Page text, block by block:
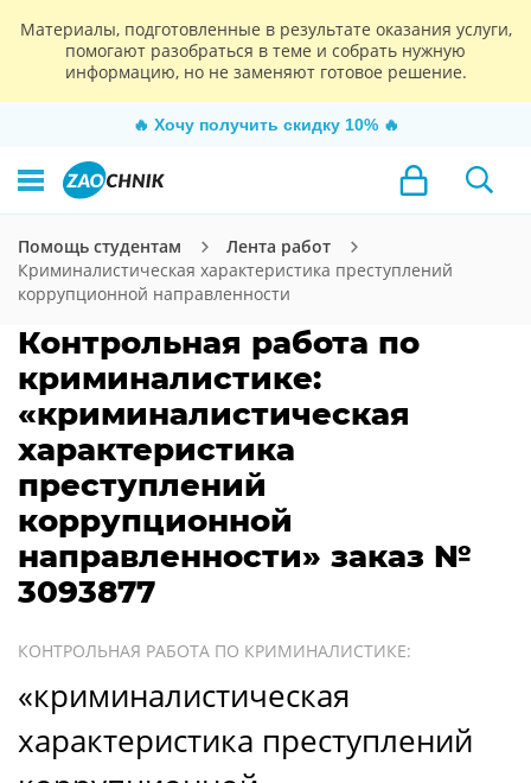
Материалы, подготовленные в результате оказания услуги,
помогают разобраться в теме и собрать нужную
информацию, но не заменяют готовое решение.
🔥 Хочу получить скидку 10% 🔥
Помощь студентам
Лента работ
Криминалистическая характеристика преступлений
коррупционной направленности
Контрольная работа по
криминалистике:
«криминалистическая
характеристика
преступлений
коррупционной
направленности» заказ №
3093877
КОНТРОЛЬНАЯ РАБОТА ПО КРИМИНАЛИСТИКЕ:
«криминалистическая
характеристика преступлений